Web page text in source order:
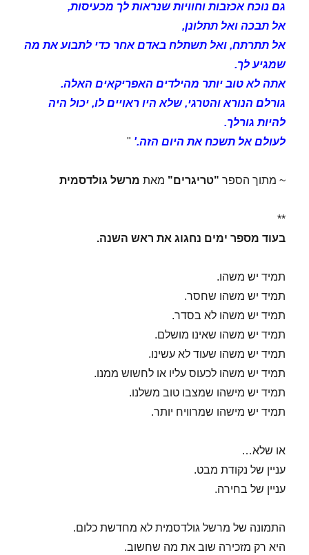
גם נוכח אכזבות וחוויות שנראות לך מכעיסות,
אל תבכה ואל תתלונן,
אל תתרתח, ואל תשתלח באדם אחר כדי לתבוע את מה
שמגיע לך.
אתה לא טוב יותר מהילדים האפריקאים האלה.
גורלם הנורא והטרגי, שלא היו ראויים לו, יכול היה
להיות גורלך.
לעולם אל תשכח את היום הזה.' "
~ מתוך הספר "טריגרים" מאת מרשל גולדסמית
**
בעוד מספר ימים נחגוג את ראש השנה.
תמיד יש משהו.
תמיד יש משהו שחסר.
תמיד יש משהו לא בסדר.
תמיד יש משהו שאינו מושלם.
תמיד יש משהו שעוד לא עשינו.
תמיד יש משהו לכעוס עליו או לחשוש ממנו.
תמיד יש מישהו שמצבו טוב משלנו.
תמיד יש מישהו שמרוויח יותר.
או שלא…
עניין של נקודת מבט.
עניין של בחירה.
התמונה של מרשל גולדסמית לא מחדשת כלום.
היא רק מזכירה שוב את מה שחשוב.